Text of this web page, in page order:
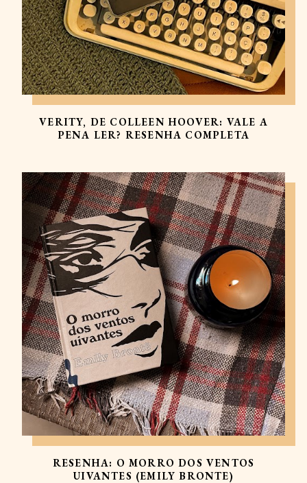
VERITY, DE COLLEEN HOOVER: VALE A
PENA LER? RESENHA COMPLETA
RESENHA: O MORRO DOS VENTOS
UIVANTES (EMILY BRONTE)